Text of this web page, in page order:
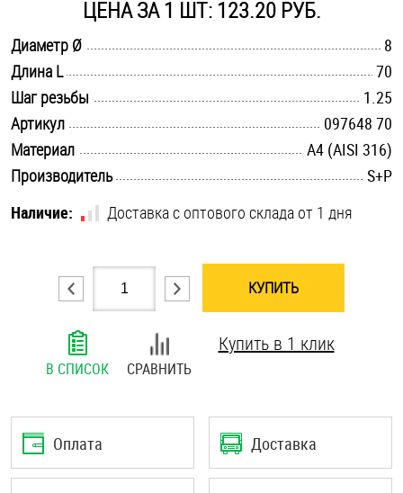
Стопорные кольца
Такелаж
Хомуты
Шплинты
ЦЕНА ЗА 1 ШТ: 123.20 РУБ.
Диаметр Ø
8
Длина L
70
Шаг резьбы
1.25
Артикул
097648 70
Материал
A4 (AISI 316)
Производитель
S+P
Наличие:
Доставка с оптового склада от 1 дня
КУПИТЬ
В СПИСОК СРАВНИТЬ
Купить в 1 клик
Оплата Доставка